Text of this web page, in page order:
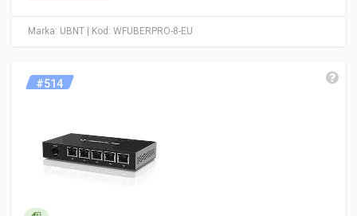
Marka: UBNT | Kod: WFUBERPRO-8-EU
#514